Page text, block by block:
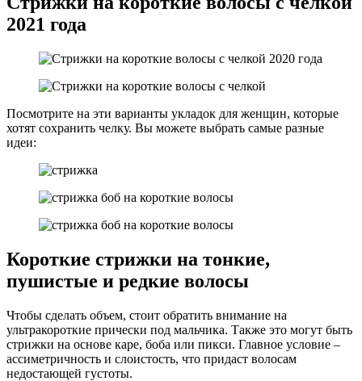
2021 года
Посмотрите на эти варианты укладок для женщин, которые
хотят сохранить челку. Вы можете выбрать самые разные
идеи:
Короткие стрижки на тонкие,
пушистые и редкие волосы
Чтобы сделать объем, стоит обратить внимание на
ультракороткие прически под мальчика. Также это могут быть
стрижки на основе каре, боба или пикси. Главное условие –
ассиметричность и слоистость, что придаст волосам
недостающей густоты.